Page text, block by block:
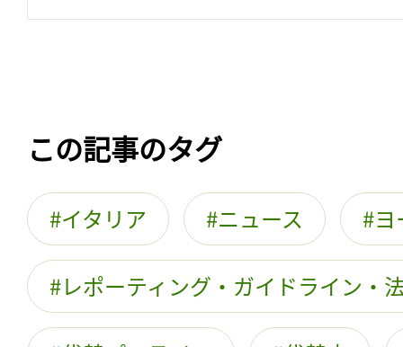
この記事のタグ
イタリア ニュース
レポーティング・ガイドライン・